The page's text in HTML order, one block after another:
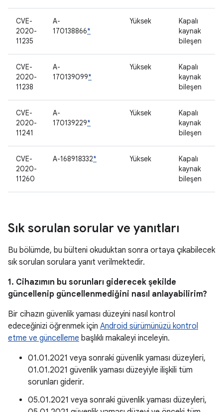
CVE-
2020-
11235
A-
170138866*
Yüksek
Kapalı
kaynak
bileşen
CVE-
2020-
11238
A-
170139099*
Yüksek
Kapalı
kaynak
bileşen
CVE-
2020-
11241
A-
170139229*
Yüksek
Kapalı
kaynak
bileşen
CVE-
2020-
11260
A-168918332* Yüksek
Kapalı
kaynak
bileşen
Sık sorulan sorular ve yanıtları
Bu bölümde, bu bülteni okuduktan sonra ortaya çıkabilecek
sık sorulan sorulara yanıt verilmektedir.
1. Cihazımın bu sorunları giderecek şekilde
güncellenip güncellenmediğini nasıl anlayabilirim?
Bir cihazın güvenlik yaması düzeyini nasıl kontrol
edeceğinizi öğrenmek için Android sürümünüzü kontrol
etme ve güncelleme başlıklı makaleyi inceleyin.
01.01.2021 veya sonraki güvenlik yaması düzeyleri,
01.01.2021 güvenlik yaması düzeyiyle ilişkili tüm
sorunları giderir.
05.01.2021 veya sonraki güvenlik yaması düzeyleri,